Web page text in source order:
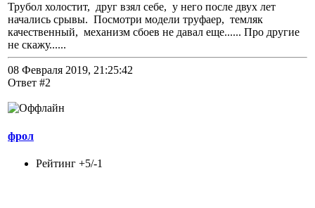
Трубол холостит, друг взял себе, у него после двух лет
начались срывы. Посмотри модели труфаер, темляк
качественный, механизм сбоев не давал еще...... Про другие
не скажу......
08 Февраля 2019, 21:25:42
Ответ #2
фрол
Рейтинг +5/-1